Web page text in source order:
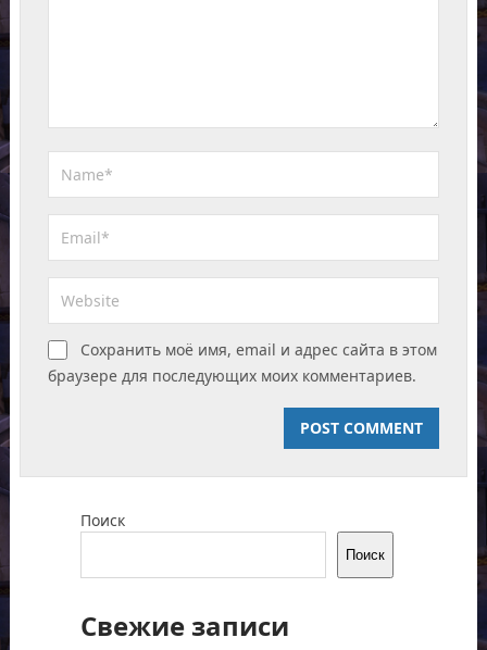
Сохранить моё имя, email и адрес сайта в этом
браузере для последующих моих комментариев.
Поиск
Поиск
Свежие записи